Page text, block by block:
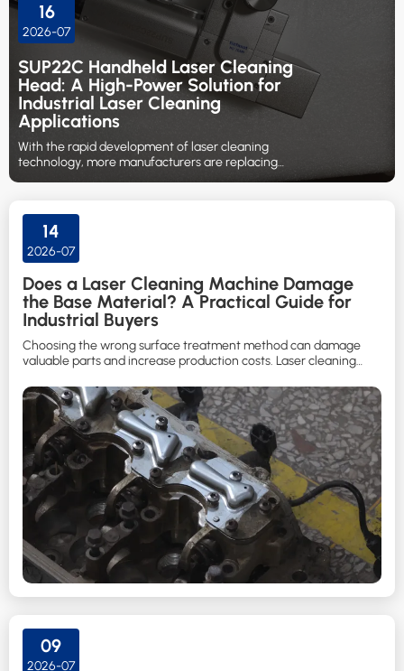
16
2026-07
SUP22C Handheld Laser Cleaning
Head: A High-Power Solution for
Industrial Laser Cleaning
Applications
With the rapid development of laser cleaning
technology, more manufacturers are replacing
traditional cleaning methods such as sandblasting,
14
2026-07
Does a Laser Cleaning Machine Damage
the Base Material? A Practical Guide for
Industrial Buyers
Choosing the wrong surface treatment method can damage
valuable parts and increase production costs. Laser cleaning
substrate when the correct process is selected.
09
2026-07